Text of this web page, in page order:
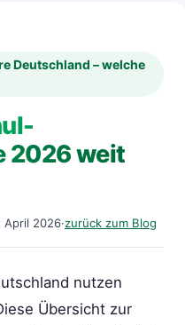
Deutschland – welche
2026 weit
April 2026·zurück zum Blog
nutzen
Übersicht zur